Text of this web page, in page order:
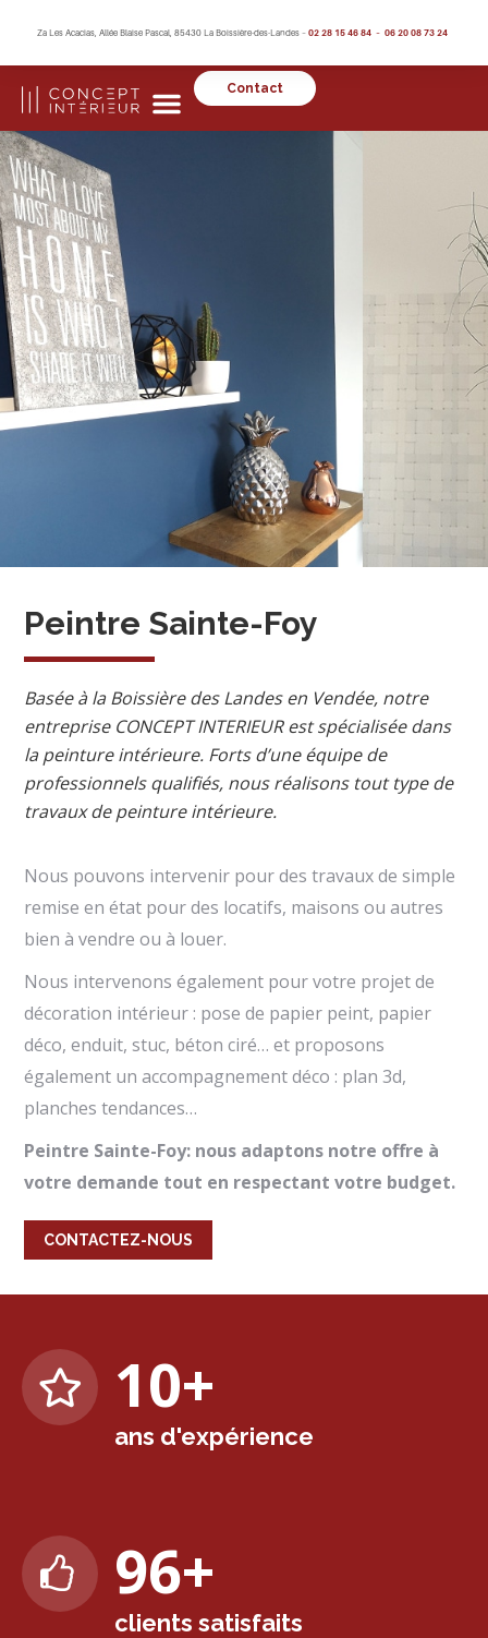
Za Les Acacias, Allée Blaise Pascal, 85430 La Boissière-des-Landes – 02 28 15 46 84 – 06 20 08 73 24
Contact
Peintre Sainte-Foy
Basée à la Boissière des Landes en Vendée, notre
entreprise CONCEPT INTERIEUR est spécialisée dans
la peinture intérieure. Forts d’une équipe de
professionnels qualifiés, nous réalisons tout type de
travaux de peinture intérieure.
Nous pouvons intervenir pour des travaux de simple
remise en état pour des locatifs, maisons ou autres
bien à vendre ou à louer.
Nous intervenons également pour votre projet de
décoration intérieur : pose de papier peint, papier
déco, enduit, stuc, béton ciré… et proposons
également un accompagnement déco : plan 3d,
planches tendances…
Peintre Sainte-Foy: nous adaptons notre offre à
votre demande tout en respectant votre budget.
CONTACTEZ-NOUS
10+
ans d'expérience
98+
clients satisfaits